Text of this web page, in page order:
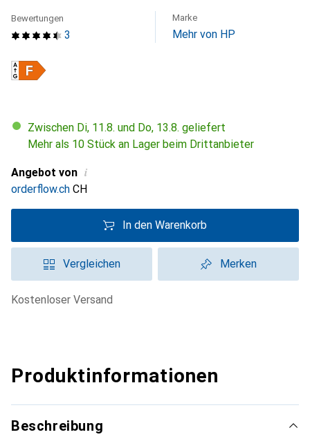
3
Bewertungen Marke
Mehr von HP
Zwischen Di, 11.8. und Do, 13.8. geliefert
Mehr als 10 Stück an Lager beim Drittanbieter
Angebot von i
orderflow.ch CH
In den Warenkorb
Vergleichen Merken
kostenloser Versand
Produktinformationen
Beschreibung